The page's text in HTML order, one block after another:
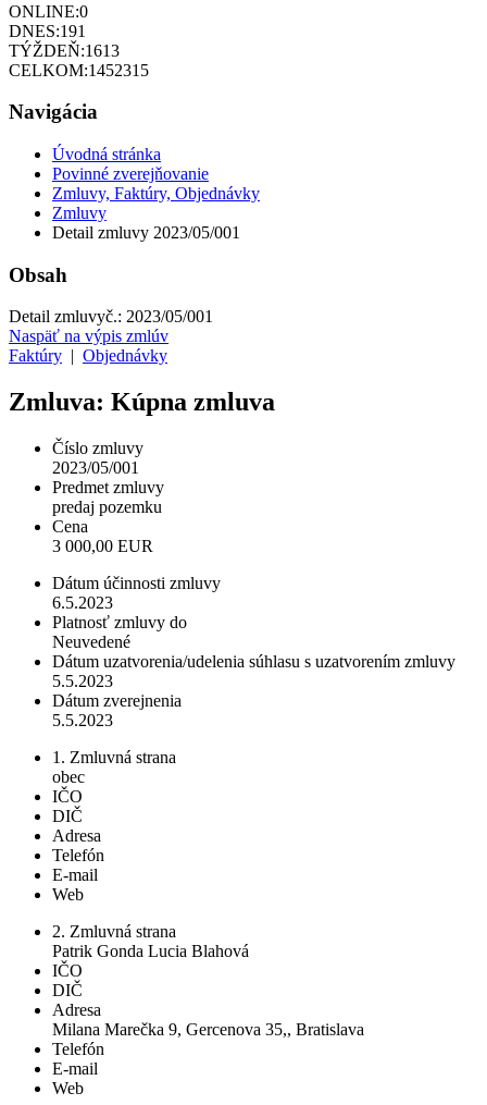
ONLINE:0
DNES:191
TÝŽDEŇ:1613
CELKOM:1452315
Navigácia
Úvodná stránka
Povinné zverejňovanie
Zmluvy, Faktúry, Objednávky
Zmluvy
Detail zmluvy 2023/05/001
Obsah
Detail zmluvyč.: 2023/05/001
Naspäť na výpis zmlúv
Faktúry
Objednávky
Zmluva: Kúpna zmluva
Číslo zmluvy
2023/05/001
Predmet zmluvy
predaj pozemku
Cena
3 000,00 EUR
Dátum účinnosti zmluvy
6.5.2023
Platnosť zmluvy do
Neuvedené
Dátum uzatvorenia/udelenia súhlasu s uzatvorením zmluvy
5.5.2023
Dátum zverejnenia
5.5.2023
1. Zmluvná strana
obec
IČO
DIČ
Adresa
Telefón
E-mail
Web
2. Zmluvná strana
Patrik Gonda Lucia Blahová
IČO
DIČ
Adresa
Milana Marečka 9, Gercenova 35,, Bratislava
Telefón
E-mail
Web